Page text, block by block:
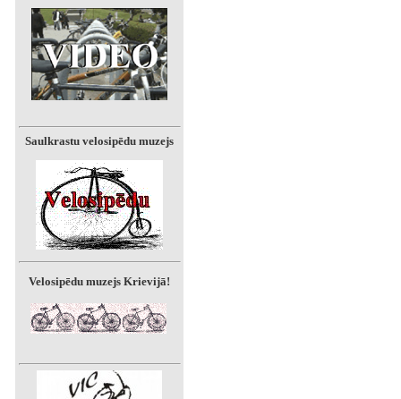
Saulkrastu velosipēdu muzejs
Velosipēdu muzejs Krievijā!